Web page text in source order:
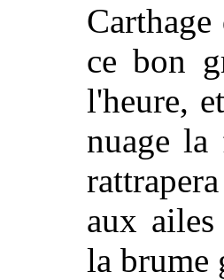
ce bon
l'heure,
nuage la
aux ailes
la brume